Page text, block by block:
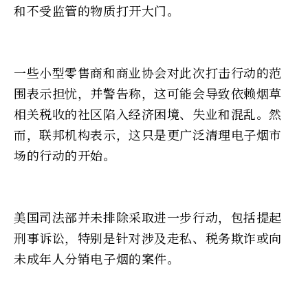
和不受监管的物质打开大门。
一些小型零售商和商业协会对此次打击行动的范
围表示担忧，并警告称，这可能会导致依赖烟草
相关税收的社区陷入经济困境、失业和混乱。然
而，联邦机构表示，这只是更广泛清理电子烟市
场的行动的开始。
美国司法部并未排除采取进一步行动，包括提起
刑事诉讼，特别是针对涉及走私、税务欺诈或向
未成年人分销电子烟的案件。